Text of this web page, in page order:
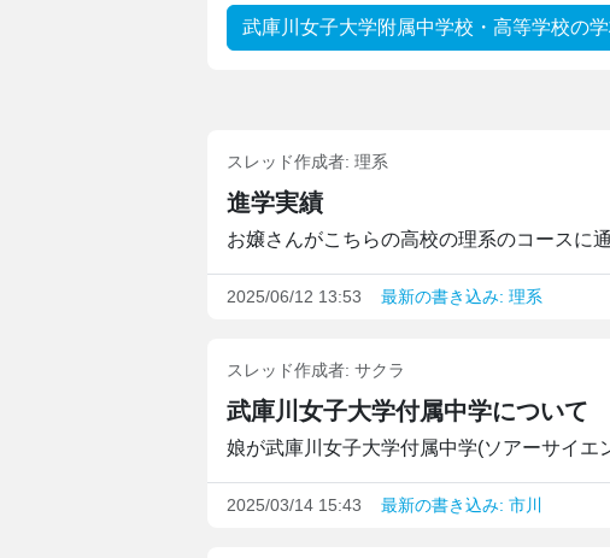
武庫川女子大学附属中学校・高等学校の
スレッド作成者: 理系
進学実績
お嬢さんがこちらの高校の理系のコースに
2025/06/12 13:53 最新の書き込み: 理系
スレッド作成者: サクラ
武庫川女子大学付属中学について
娘が武庫川女子大学付属中学(ソアーサイエ
2025/03/14 15:43 最新の書き込み: 市川